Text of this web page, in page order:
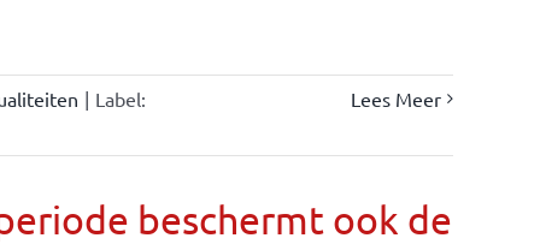
| Label:
Lees Meer
beschermt ook de